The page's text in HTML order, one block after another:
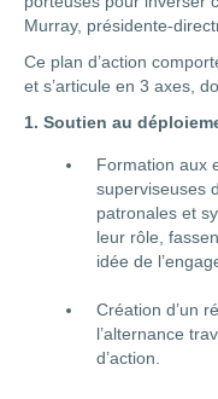
Murray, présidente-
Ce plan d’action
et s’articule en 3 axes,
1. Soutien au
Formation aux
superviseuses
patronales et
leur rôle,
idée de
Création d’un
l’alternance
d’action.